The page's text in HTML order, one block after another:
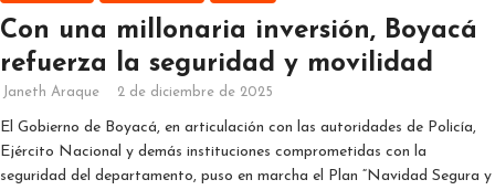
Con una millonaria inversión, Boyacá
refuerza la seguridad y movilidad
Janeth Araque 2 de diciembre de 2025
El Gobierno de Boyacá, en articulación con las autoridades de Policía,
Ejército Nacional y demás instituciones comprometidas con la
seguridad del departamento, puso en marcha el Plan “Navidad Segura y